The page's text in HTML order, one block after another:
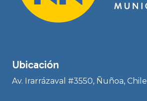
Ubicación
Av. Irarrázaval #3550, Ñuñoa, Chile